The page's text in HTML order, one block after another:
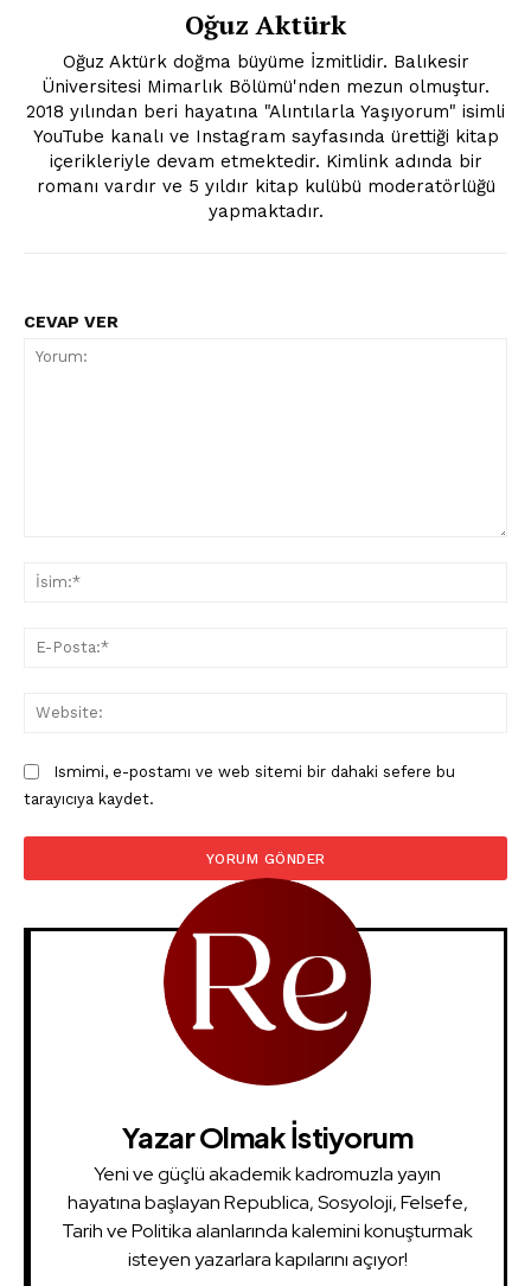
Oğuz Aktürk
Oğuz Aktürk doğma büyüme İzmitlidir. Balıkesir
Üniversitesi Mimarlık Bölümü'nden mezun olmuştur.
2018 yılından beri hayatına "Alıntılarla Yaşıyorum" isimli
YouTube kanalı ve Instagram sayfasında ürettiği kitap
içerikleriyle devam etmektedir. Kimlink adında bir
romanı vardır ve 5 yıldır kitap kulübü moderatörlüğü
yapmaktadır.
CEVAP VER
Ismimi, e-postamı ve web sitemi bir dahaki sefere bu
tarayıcıya kaydet.
Yazar Olmak İstiyorum
Yeni ve güçlü akademik kadromuzla yayın
hayatına başlayan Republica, Sosyoloji, Felsefe,
Tarih ve Politika alanlarında kalemini konuşturmak
isteyen yazarlara kapılarını açıyor!